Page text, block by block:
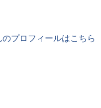
のプロフィールはこちら